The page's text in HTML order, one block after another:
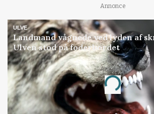
Annonce
ULVE
Landmand vågnede ved lyden af
Ulven stod på foderbordet
Annonce
Loading...